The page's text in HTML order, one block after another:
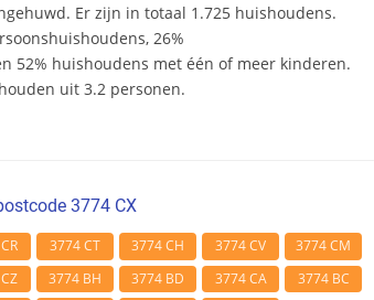
Er zijn in totaal 1.725 huishoudens.
26%
52% huishoudens met één of meer kinderen.
uit 3.2 personen.
3774 CX
3774 CT 3774 CH 3774 CV
3774 CM
3774 BH 3774 BD 3774 CA
3774 BC